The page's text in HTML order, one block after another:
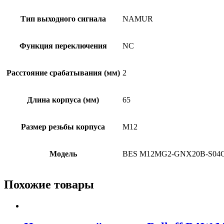
Тип выходного сигнала NAMUR
Функция переключения NC
Расстояние срабатывания (мм) 2
Длина корпуса (мм) 65
Размер резьбы корпуса M12
Модель BES M12MG2-GNX20B-
Похожие товары